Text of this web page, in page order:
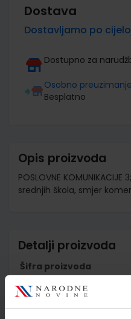
Dostava
Dostavljamo po
Dostupno za
Osobno
Besplatno
Opis proizvoda
POSLOVNE
srednjih škola, smjer
Detalji proizvoda
Šifra proizvoda
Nakladnik